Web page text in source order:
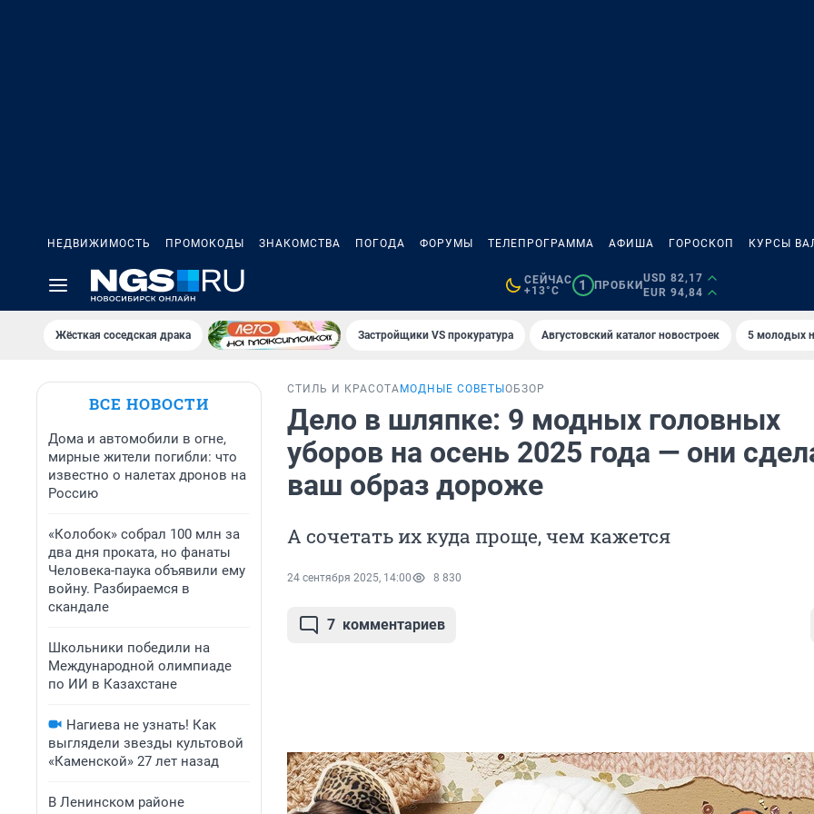
НЕДВИЖИМОСТЬ ПРОМОКОДЫ ЗНАКОМСТВА ПОГОДА ФОРУМЫ ТЕЛЕПРОГРАММА АФИША ГОРОСКОП КУРСЫ
СЕЙЧАС
+13°C
1 ПРОБКИ
USD 82,17
EUR 94,84
Жёсткая соседская драка Застройщики VS прокуратура Августовский каталог новостроек 5 молодых
ВСЕ НОВОСТИ
Дома и автомобили в огне,
мирные жители погибли: что
известно о налетах дронов на
Россию
«Колобок» собрал 100 млн за
два дня проката, но фанаты
Человека-паука объявили ему
войну. Разбираемся в
скандале
Школьники победили на
Международной олимпиаде
по ИИ в Казахстане
Нагиева не узнать! Как
выглядели звезды культовой
«Каменской» 27 лет назад
В Ленинском районе
СТИЛЬ И КРАСОТА МОДНЫЕ СОВЕТЫ ОБЗОР
Дело в шляпке: 9 модных головных
уборов на осень 2025 года — они
ваш образ дороже
А сочетать их куда проще, чем кажется
24 сентября 2025, 14:00 8 830
7 комментариев